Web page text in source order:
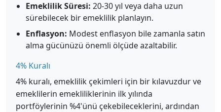
Emeklilik Süresi: 20-30 yıl veya daha uzun
sürebilecek bir emeklilik planlayın.
Enflasyon: Modest enflasyon bile zamanla satın
alma gücünüzü önemli ölçüde azaltabilir.
4% Kuralı
4% kuralı, emeklilik çekimleri için bir kılavuzdur ve
emeklilerin emekliliklerinin ilk yılında
portföylerinin %4'ünü çekebileceklerini, ardından